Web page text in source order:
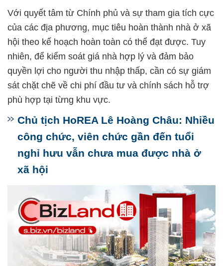
Với quyết tâm từ Chính phủ và sự tham gia tích cực
của các địa phương, mục tiêu hoàn thành nhà ở xã
hội theo kế hoạch hoàn toàn có thể đạt được. Tuy
nhiên, để kiểm soát giá nhà hợp lý và đảm bảo
quyền lợi cho người thu nhập thấp, cần có sự giám
sát chặt chẽ về chi phí đầu tư và chính sách hỗ trợ
phù hợp tại từng khu vực.
Chủ tịch HoREA Lê Hoàng Châu: Nhiều
công chức, viên chức gần đến tuổi
nghỉ hưu vẫn chưa mua được nhà ở
xã hội